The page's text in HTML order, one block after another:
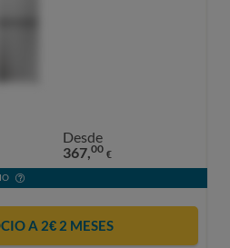
Desde
367,00 €
A 2€ 2 MESES